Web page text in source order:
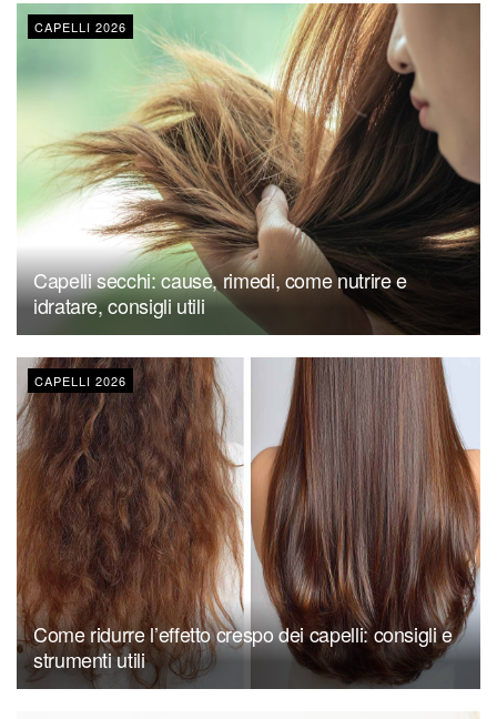
CAPELLI 2026
Capelli secchi: cause, rimedi, come nutrire e
idratare, consigli utili
CAPELLI 2026
Come ridurre l’effetto crespo dei capelli: consigli e
strumenti utili